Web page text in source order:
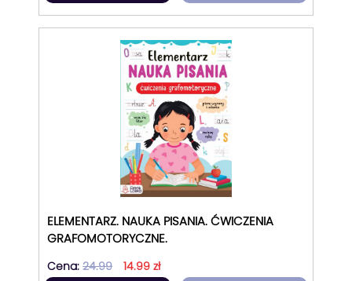
ELEMENTARZ. NAUKA PISANIA. ĆWICZENIA
GRAFOMOTORYCZNE.
Cena: 24.99 14.99 zł